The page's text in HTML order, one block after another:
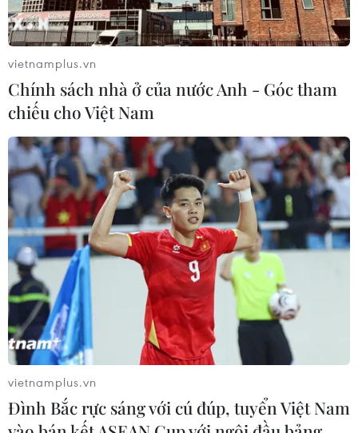
Một trẻ tử vong sau khi tiêm phòng vắcxin
5 trong 1 Combe Five
13/10/2020 08:45
Bệnh viện Đa khoa tỉnh Sơn La tiếp nhận 5 trẻ có độ tuổi
từ 2 đến 7 tháng có triệu chứng phản vệ sau tiêm vắcxin
5 trong 1 Combe Five, sau đó có một trẻ tử vong.
vietnamplus.vn
Chính sách nhà ở của nước Anh - Góc tham
chiếu cho Việt Nam
vietnamplus.vn
Đình Bắc rực sáng với cú đúp, tuyển Việt Nam